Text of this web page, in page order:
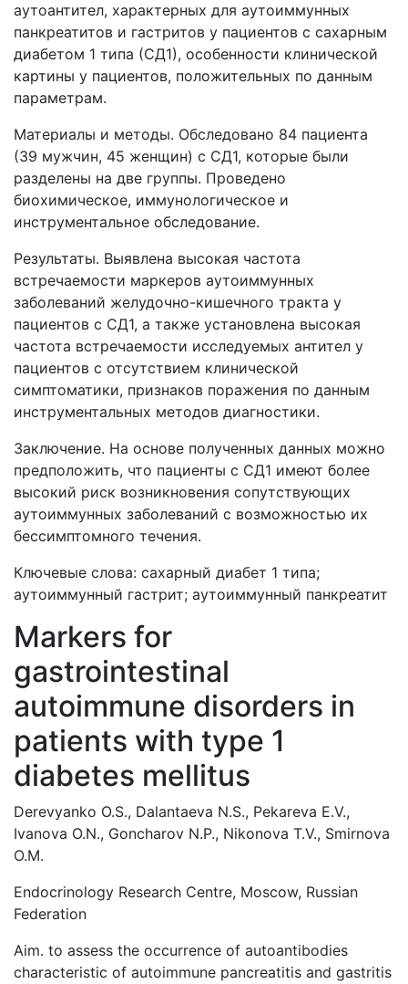
аутоантител, характерных для аутоиммунных
панкреатитов и гастритов у пациентов с сахарным
диабетом 1 типа (СД1), особенности клинической
картины у пациентов, положительных по данным
параметрам.
Материалы и методы. Обследовано 84 пациента
(39 мужчин, 45 женщин) с СД1, которые были
разделены на две группы. Проведено
биохимическое, иммунологическое и
инструментальное обследование.
Результаты. Выявлена высокая частота
встречаемости маркеров аутоиммунных
заболеваний желудочно-кишечного тракта у
пациентов с СД1, а также установлена высокая
частота встречаемости исследуемых антител у
пациентов с отсутствием клинической
симптоматики, признаков поражения по данным
инструментальных методов диагностики.
Заключение. На основе полученных данных можно
предположить, что пациенты с СД1 имеют более
высокий риск возникновения сопутствующих
аутоиммунных заболеваний с возможностью их
бессимптомного течения.
Ключевые слова: сахарный диабет 1 типа;
аутоиммунный гастрит; аутоиммунный панкреатит
Markers for
gastrointestinal
autoimmune disorders in
patients with type 1
diabetes mellitus
Derevyanko O.S., Dalantaeva N.S., Pekareva E.V.,
Ivanova O.N., Goncharov N.P., Nikonova T.V., Smirnova
O.M.
Endocrinology Research Centre, Moscow, Russian
Federation
Aim. to assess the occurrence of autoantibodies
characteristic of autoimmune pancreatitis and gastritis